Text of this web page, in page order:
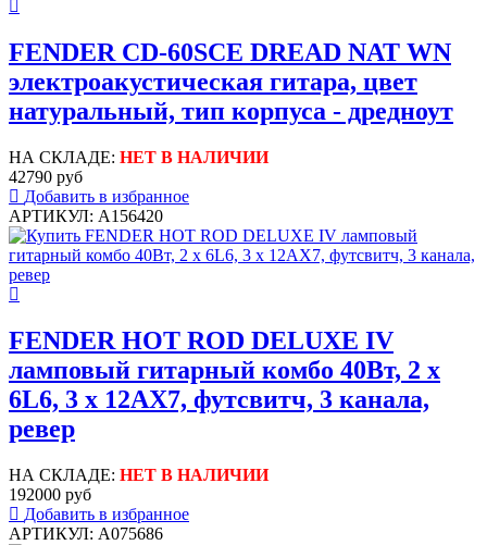
FENDER CD-60SCE DREAD NAT WN
электроакустическая гитара, цвет
натуральный, тип корпуса - дредноут
НА СКЛАДЕ: НЕТ В НАЛИЧИИ
42790 руб
Добавить в избранное
АРТИКУЛ: A156420
FENDER HOT ROD DELUXE IV
ламповый гитарный комбо 40Вт, 2 x
6L6, 3 x 12AX7, футсвитч, 3 канала,
ревер
НА СКЛАДЕ: НЕТ В НАЛИЧИИ
192000 руб
Добавить в избранное
АРТИКУЛ: A075686